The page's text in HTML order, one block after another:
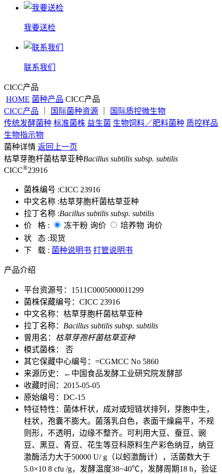
我要送检
联系我们
CICC产品
HOME 菌种产品 CICC产品
CICC产品
国际菌种资源
国际质控微生物
传统发酵菌种 标准菌株 益生菌 生物饲料／肥料菌种 质控样品
生物指示物
菌种详情 返回上一页
枯草芽胞杆菌枯草亚种Bacillus subtilis subsp. subtilis
CICC®23916
菌株编号 :CICC 23916
中文名称 :枯草芽胞杆菌枯草亚种
拉丁名称 :Bacillus subtilis subsp. subtilis
价 格 :
冻干粉 询价 培养物 询价
状 态 :现货
下 载 : 菌种说明书 打管说明书
产品介绍
平台资源号：1511C0005000011299
菌株保藏编号：CICC 23916
中文名称：枯草芽胞杆菌枯草亚种
拉丁名称： Bacillus subtilis subsp. subtilis
曾用名： 枯草芽孢杆菌枯草亚种
模式菌株： 否
其它保藏中心编号：=CGMCC No 5860
来源历史：←中国食品发酵工业研究院发酵部
收藏时间：2015-05-05
原始编号：DC-15
特征特性：菌体杆状，成对或短链状排列，芽胞中生，
柱状，孢囊不膨大。菌落乳白色，表面干燥扁平，不规
则形，不透明，边缘不整齐。可利用大豆、蚕豆、豌
豆、黑豆、青豆、花生等豆科原料生产彩色纳豆，纳豆
激酶活力大于50000 U/ g（以蚓激酶计），活菌数大于
5.0×10 8 cfu /g，发酵温度38~40℃，发酵周期18 h，验证